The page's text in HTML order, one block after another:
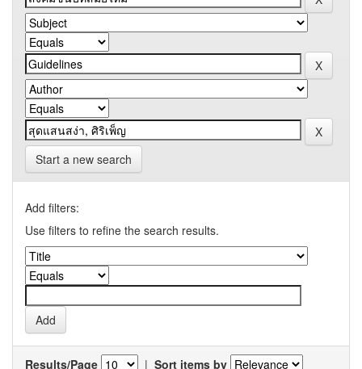
Start a new search
Add filters:
Use filters to refine the search results.
Results/Page | Sort items by